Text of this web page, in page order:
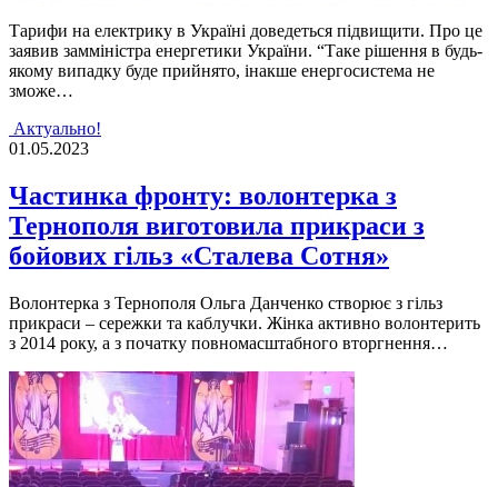
Тарифи на електрику в Українi доведеться пiдвищити. Про це
заявив заммiнiстра енергетики України. “Таке рiшення в будь-
якому випадку буде прийнято, iнакше енергосистема не
зможе…
Актуально!
01.05.2023
Частинка фронту: волонтерка з
Тернополя виготовила прикраси з
бойових гільз «Сталева Сотня»
Волонтерка з Тернополя Ольга Данченко створює з гільз
прикраси – сережки та каблучки. Жінка активно волонтерить
з 2014 року, а з початку повномасштабного вторгнення…